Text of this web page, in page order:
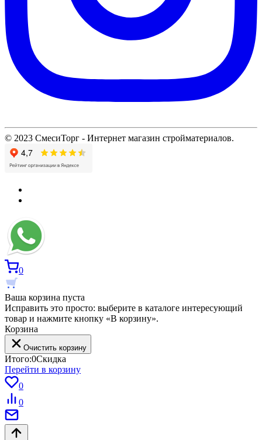
© 2023 СмесиТорг - Интернет магазин стройматериалов.
0
Ваша корзина пуста
Исправить это просто: выберите в каталоге интересующий
товар и нажмите кнопку «В корзину».
Корзина
Очистить корзину
Итого:0Скидка
Перейти в корзину
0
0